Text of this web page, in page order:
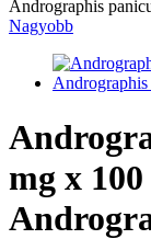
Nagyobb
mg x